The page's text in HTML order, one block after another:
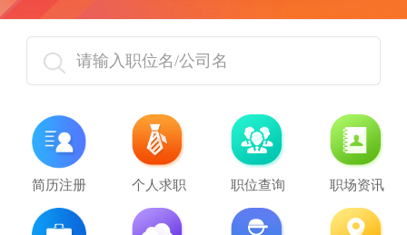
请输入职位名/公司名
简历注册 个人求职 职位查询 职场资讯